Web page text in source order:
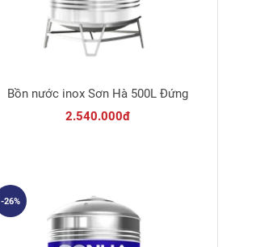
Bồn nước inox Sơn Hà 500L Đứng
2.540.000đ
-26%